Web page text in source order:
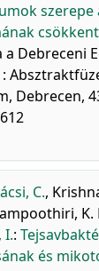
szerepe
Debreceni
Debrecen,
C.,
K.
I.:
és